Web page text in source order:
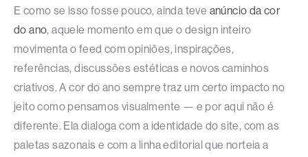
E como se isso fosse pouco, ainda teve anúncio da cor
do ano, aquele momento em que o design inteiro
movimenta o feed com opiniões, inspirações,
referências, discussões estéticas e novos caminhos
criativos. A cor do ano sempre traz um certo impacto no
jeito como pensamos visualmente — e por aqui não é
diferente. Ela dialoga com a identidade do site, com as
paletas sazonais e com a linha editorial que norteia a